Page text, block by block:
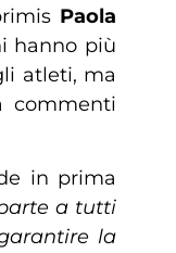
Paola
hanno più
atleti, ma
commenti
in prima
a tutti
la